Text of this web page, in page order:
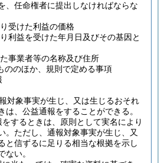
、任命権者に提出しなければならな
受けた利益の価格
利益を受けた年月日及びその基因と
事業者等の名称及び住所
ののほか、規則で定める事項
対象事実が生じ、又は生じるおそれ
は、公益通報をすることができる。
するときは、原則として実名により
。 ただし、通報対象事実が生じ、又
と信ずるに足りる相当な根拠を示し
ない。